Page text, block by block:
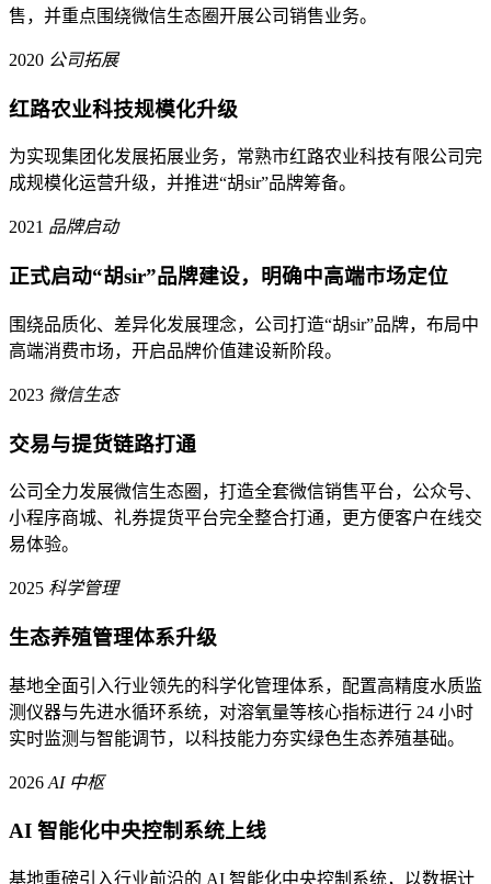
售，并重点围绕微信生态圈开展公司销售业务。
2020 公司拓展
红路农业科技规模化升级
为实现集团化发展拓展业务，常熟市红路农业科技有限公司完
成规模化运营升级，并推进“胡sir”品牌筹备。
2021 品牌启动
正式启动“胡sir”品牌建设，明确中高端市场定位
围绕品质化、差异化发展理念，公司打造“胡sir”品牌，布局中
高端消费市场，开启品牌价值建设新阶段。
2023 微信生态
交易与提货链路打通
公司全力发展微信生态圈，打造全套微信销售平台，公众号、
小程序商城、礼券提货平台完全整合打通，更方便客户在线交
易体验。
2025 科学管理
生态养殖管理体系升级
基地全面引入行业领先的科学化管理体系，配置高精度水质监
测仪器与先进水循环系统，对溶氧量等核心指标进行 24 小时
实时监测与智能调节，以科技能力夯实绿色生态养殖基础。
2026 AI 中枢
AI 智能化中央控制系统上线
基地重磅引入行业前沿的 AI 智能化中央控制系统，以数据计